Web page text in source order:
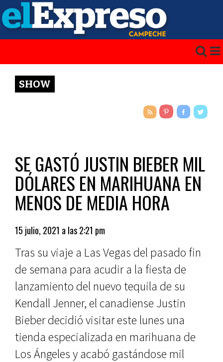
SHOW
SE GASTÓ JUSTIN BIEBER MIL
DÓLARES EN MARIHUANA EN
MENOS DE MEDIA HORA
15 julio, 2021 a las 2:21 pm
Tras su viaje a Las Vegas del pasado fin
de semana para acudir a la fiesta de
lanzamiento del nuevo tequila de su
Kendall Jenner, el canadiense Justin
Bieber decidió visitar este lunes una
tienda especializada en marihuana de
Los Ángeles y acabó gastándose mil